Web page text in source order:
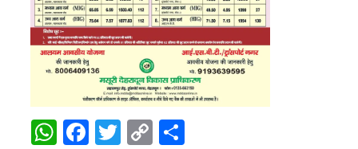
WhatsApp
Facebook
Twitter
Copy